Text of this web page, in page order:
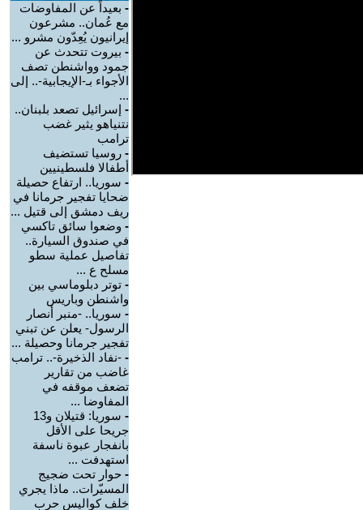
- بعيداً عن المفاوضات
مع عُمان.. مشرعون
إيرانيون يُعِدّون مشرو ...
- بيروت تتحدث عن
جمود وواشنطن تصف
الأجواء بـ-الإيجابية-.. إلى
...
- إسرائيل تصعد بلبنان..
نتنياهو يثير غضب
ترامب
- روسيا تستضيف
أطفالا فلسطينيين
- سوريا.. ارتفاع حصيلة
ضحايا تفجير جرمانا في
ريف دمشق إلى قتيل ...
- وضعوا سائق تاكسي
في صندوق السيارة..
تفاصيل عملية سطو
مسلح ع ...
- توتر دبلوماسي بين
واشنطن وباريس
- سوريا.. -منبر أنصار
الرسول- يعلن عن تبني
تفجير جرمانا وحصيلة ...
- -نفاد الذخيرة-.. ترامب
غاضب من تقارير
تضعف موقفه في
المفاوضا ...
-
سوريا: قتيلان و13
جريحا على الأقل
بانفجار عبوة ناسفة
استهدفت ...
- حوار تحت ضجيج
المسيّرات.. ماذا يجري
خلف كواليس حرب